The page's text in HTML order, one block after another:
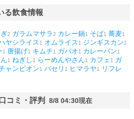
る飲食情報
2 ガラムマサラ2 カレー鍋1 そば1 蕎麦1
ヤシライス 1 オムライス 1 ジンギスカン1
1 唐揚げ1 キムチ1 ガパオ1 カレーパン1
1 ねぎし 1 らーめんやさん1 カフェ 1
ガ
ャンピオン1 パセリ 1 ヒマラヤ1
リフレ
コミ・評判 8/8 04:30現在